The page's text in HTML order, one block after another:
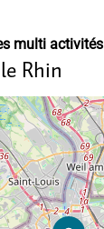
multi activités
Rhin